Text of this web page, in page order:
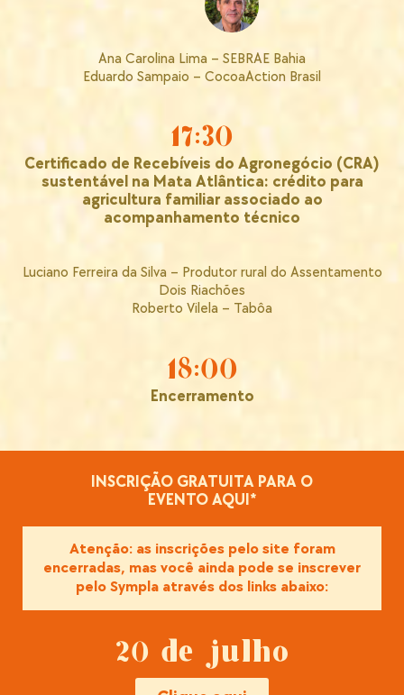
Ana Carolina Lima – SEBRAE Bahia
Eduardo Sampaio – CocoaAction Brasil
17:30
Certificado de Recebíveis do Agronegócio (CRA)
sustentável na Mata Atlântica: crédito para
agricultura familiar associado ao
acompanhamento técnico
Luciano Ferreira da Silva – Produtor rural do Assentamento
Dois Riachões
Roberto Vilela – Tabôa
18:00
Encerramento
INSCRIÇÃO GRATUITA PARA O
EVENTO AQUI*
Atenção: as inscrições pelo site foram
encerradas, mas você ainda pode se inscrever
pelo Sympla através dos links abaixo:
20 de julho